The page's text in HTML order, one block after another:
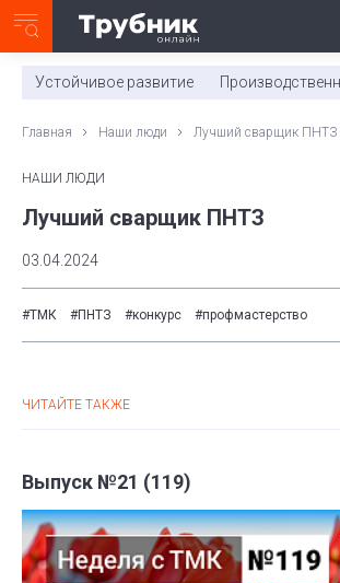
0:00/ 11:03
Устойчивое развитие
Главная Наши люди Лучший сварщик ПНТЗ
НАШИ ЛЮДИ
Лучший сварщик ПНТЗ
03.04.2024
#ТМК #ПНТЗ #конкурс #профмастерство
ЧИТАЙТЕ ТАКЖЕ
Выпуск №21 (119)